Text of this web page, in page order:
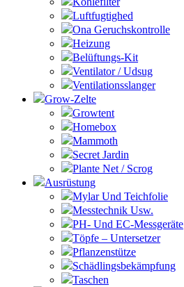
Luftfugtighed
Ona Geruchskontrolle
Heizung
Belüftungs-Kit
Ventilator / Udsug
Ventilationsslanger
Grow-Zelte
Growtent
Homebox
Mammoth
Secret Jardin
Plante Net / Scrog
Ausrüstung
Mylar Und Teichfolie
Messtechnik Usw.
PH- Und EC-Messgeräte
Töpfe – Untersetzer
Pflanzenstütze
Schädlingsbekämpfung
Taschen